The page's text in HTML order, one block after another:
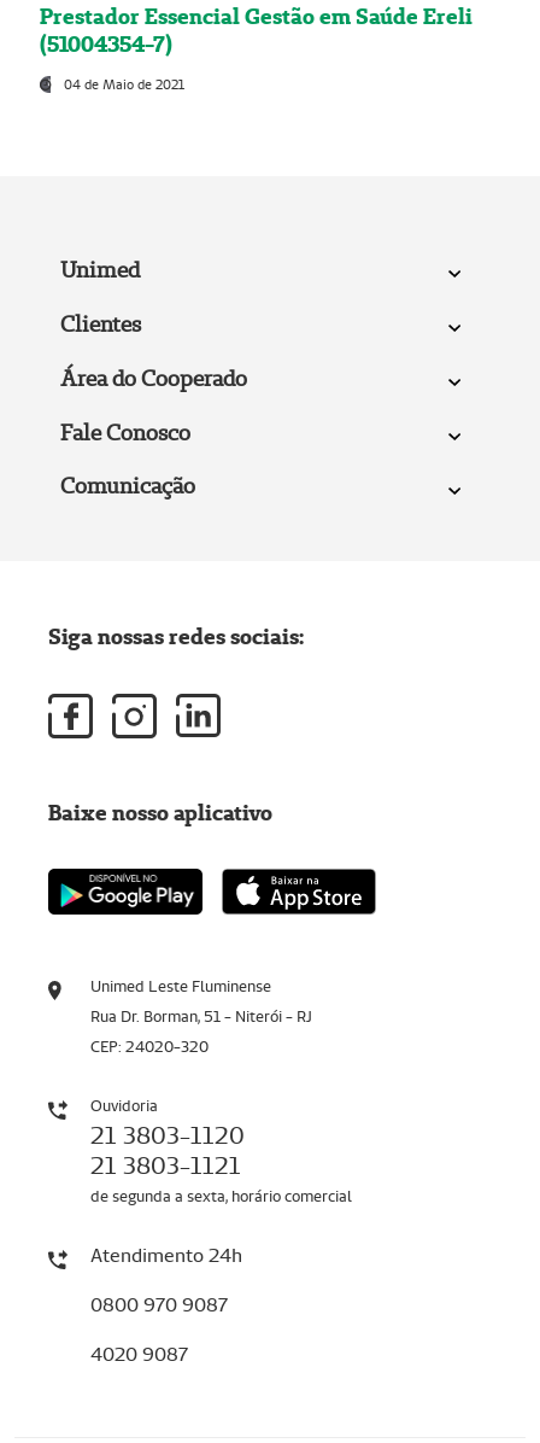
Prestador Essencial Gestão em Saúde Ereli
(51004354-7)
04 de Maio de 2021
Unimed
Clientes
Área do Cooperado
Fale Conosco
Comunicação
Unimed Leste Fluminense
Rua Dr. Borman, 51 - Niterói - RJ
CEP: 24020-320
Ouvidoria
21 3803-1120
21 3803-1121
de segunda a sexta, horário comercial
Atendimento 24h
0800 970 9087
4020 9087
Siga nossas redes sociais:
Baixe nosso aplicativo